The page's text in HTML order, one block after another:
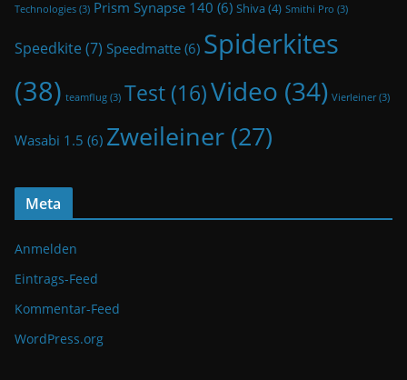
Technologies (3) Prism Synapse 140 (6) Shiva(4) Smithi Pro (3)
Speedkite (7) Speedmatte(6) Spiderkites
(38) teamflug (3) Test (16)Video (34) Vierleiner(3)
Wasabi 1.5 (6) Zweileiner (27)
Meta
Anmelden
Eintrags-Feed
Kommentar-Feed
WordPress.org